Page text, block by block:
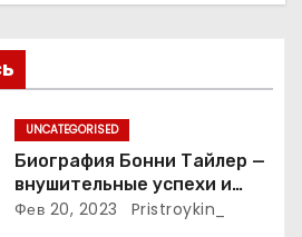
UNCATEGORISED
Биография Бонни Тайлер —
внушительные успехи и
интимные подробности
Фев 20, 2023 Pristroykin_